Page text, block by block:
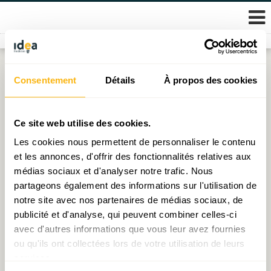
Consentement Détails À propos des cookies
Ce site web utilise des cookies.
Les cookies nous permettent de personnaliser le contenu
et les annonces, d'offrir des fonctionnalités relatives aux
médias sociaux et d'analyser notre trafic. Nous
partageons également des informations sur l'utilisation de
notre site avec nos partenaires de médias sociaux, de
publicité et d'analyse, qui peuvent combiner celles-ci
avec d'autres informations que vous leur avez fournies
ou qu'ils ont collectées lors de votre utilisation de leurs
Skip
content
Étiquette : salaire
Edito de la semaine : Vive l’immigration portugaise –
viva a imigração portuguesa
Publié le10.06.2022par Muriel Bouchet
Edito de la semaine : De l’inégalité des sexes devant
l’éducation
Publié le25.05.2022parMichel - Edouard Ruben